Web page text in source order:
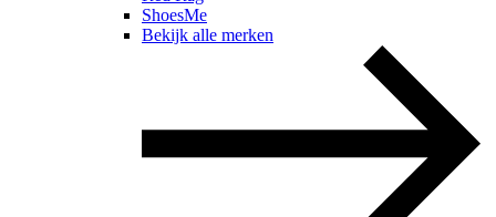
ShoesMe
Bekijk alle merken